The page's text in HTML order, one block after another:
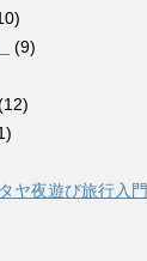
(9)
ヤ夜遊び旅行入門